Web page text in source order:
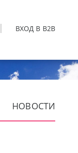
ВХОД В B2B
НОВОСТИ